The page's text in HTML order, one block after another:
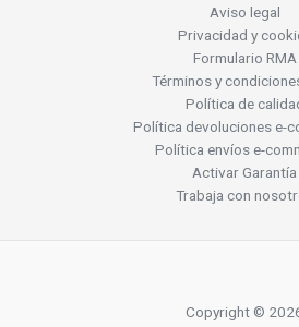
Aviso legal
Privacidad y
Formulario RMA
Términos y
Política de
Política devoluciones e-
Política envíos e-
Activar Garantía
Trabaja con
Copyright ©